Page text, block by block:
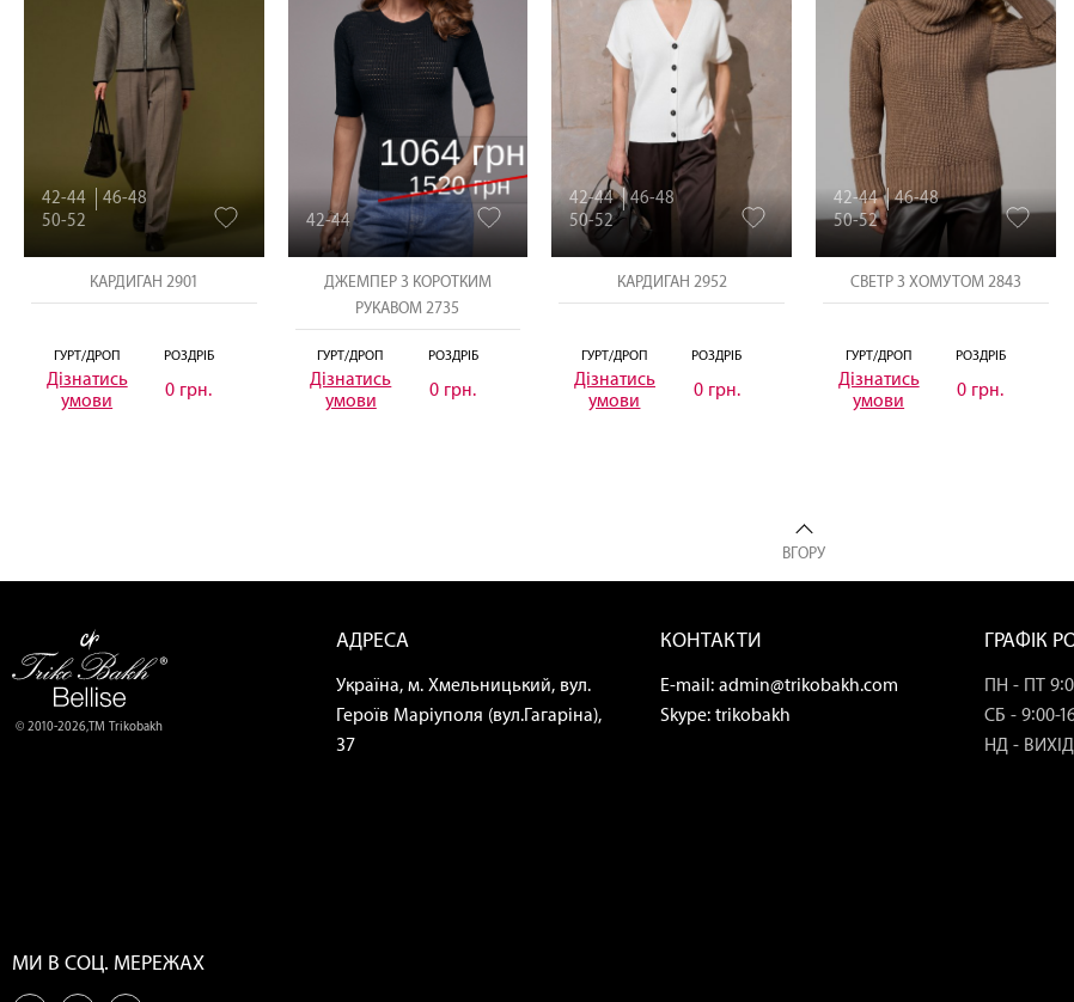
42-44
46-48
50-52
КАРДИГАН 2901
ГУРТ/ДРОП
Дізнатись
умови
РОЗДРІБ
0 грн.
42-44
ДЖЕМПЕР З КОРОТКИМ
РУКАВОМ 2735
ГУРТ/ДРОП
Дізнатись
умови
РОЗДРІБ
0 грн.
42-44
46-48
50-52
КАРДИГАН 2952
ГУРТ/ДРОП
Дізнатись
умови
РОЗДРІБ
0 грн.
42-44
46-48
50-52
СВЕТР З ХОМУТОМ 2843
ГУРТ/ДРОП
Дізнатись
умови
РОЗДРІБ
0 грн.
ВГОРУ
© 2010-2026,ТМ Trikobakh
АДРЕСА
Україна, м. Хмельницький, вул.
Героїв Маріуполя (вул.Гагаріна),
37
КОНТАКТИ
E-mail: admin@trikobakh.com
Skype: trikobakh
ГРАФІК
ПН - ПТ
СБ - 9:00-
НД -
МИ В СОЦ. МЕРЕЖАХ